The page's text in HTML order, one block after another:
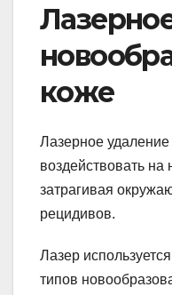
коже
Лазерное удаление
воздействовать
затрагивая
рецидивов.
Лазер
типов